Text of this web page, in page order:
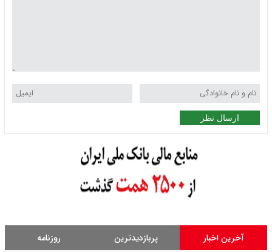
ارسال نظر
آخرین اخبار پربازدیدترین روزنامه